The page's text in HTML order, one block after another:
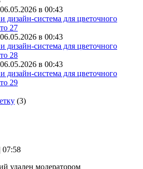
в 00:43
в 00:43
в 00:43
(3)
07:58
удален модератором